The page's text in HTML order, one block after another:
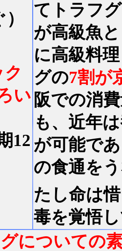
い
12
てトラフ
が高級魚
に高級料
グの7割が
阪での消
も、近年
が可能で
の食通を
たし命は
毒を覚悟
についての